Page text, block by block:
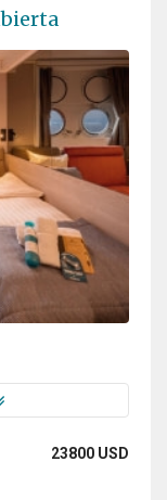
23800 USD